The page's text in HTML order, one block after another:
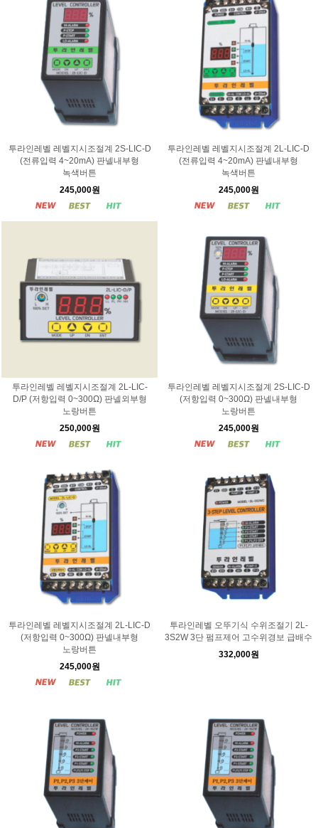
투라인레벨 레벨지시조절계 2S-LIC-D
(전류입력 4~20mA) 판넬내부형
녹색버튼
245,000원
투라인레벨 레벨지시조절계 2L-LIC-D
(전류입력 4~20mA) 판넬내부형
녹색버튼
245,000원
투라인레벨 레벨지시조절계 2L-LIC-
D/P (저항입력 0~300Ω) 판넬외부형
노랑버튼
250,000원
투라인레벨 레벨지시조절계 2S-LIC-D
(저항입력 0~300Ω) 판넬내부형
노랑버튼
245,000원
투라인레벨 레벨지시조절계 2L-LIC-D
(저항입력 0~300Ω) 판넬내부형
노랑버튼
245,000원
투라인레벨 오뚜기식 수위조절기 2L-
3S2W 3단 펌프제어 고수위경보 급배수
332,000원